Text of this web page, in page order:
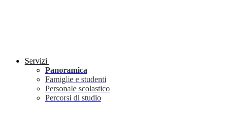
Servizi
Panoramica
Famiglie e studenti
Personale scolastico
Percorsi di studio